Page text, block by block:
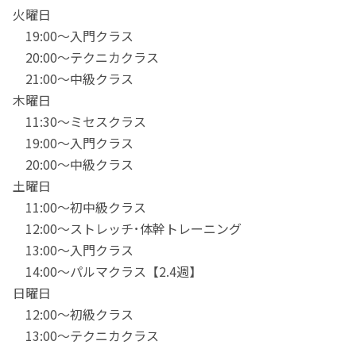
火曜日
19:00～入門クラス
20:00～テクニカクラス
21:00～中級クラス
木曜日
11:30～ミセスクラス
19:00～入門クラス
20:00～中級クラス
土曜日
11:00～初中級クラス
12:00～ストレッチ･体幹トレーニング
13:00～入門クラス
14:00～パルマクラス【2.4週】
日曜日
12:00～初級クラス
13:00～テクニカクラス